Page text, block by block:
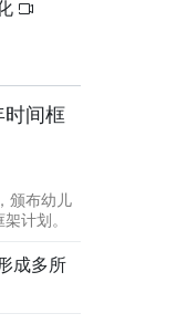
间框
颁布幼儿
计划。
成多所